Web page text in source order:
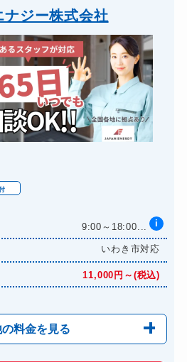
ナジー株式会社
9:00～18:00... i
いわき市対応
11,000円～(税込)
料金を見る